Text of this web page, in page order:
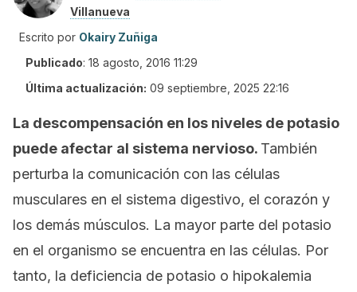
Villanueva
Escrito por Okairy Zuñiga
Publicado: 18 agosto, 2016 11:29
Última actualización: 09 septiembre, 2025 22:16
La descompensación en los niveles de potasio
puede afectar al sistema nervioso. También
perturba la comunicación con las células
musculares en el sistema digestivo, el corazón y
los demás músculos. La mayor parte del potasio
en el organismo se encuentra en las células. Por
tanto, la deficiencia de potasio o hipokalemia